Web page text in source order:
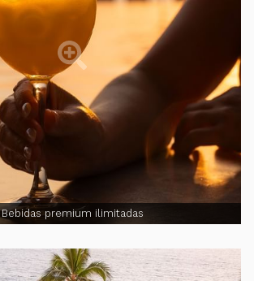
Bebidas premium ilimitadas